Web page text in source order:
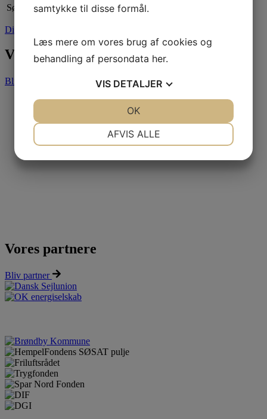
Søndag:
Lukket
Din sejlklub
Vores partnere
Bliv partner
Vores partnere
Bliv partner
samtykke til disse formål.
Læs mere om vores brug af cookies og
behandling af persondata her.
VIS DETALJER
AFVIS ALLE
OK